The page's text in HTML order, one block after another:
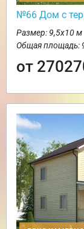
№66 Дом с
Размер: 9,5х10 м
Общая площадь:
от